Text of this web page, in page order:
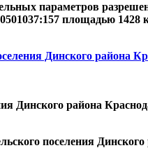
параметров
площадью
Динского района
Динского района
поселения